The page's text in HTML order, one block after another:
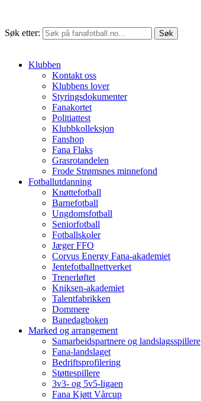
Søk etter:
Klubben
Kontakt oss
Klubbens lover
Styringsdokumenter
Fanakortet
Politiattest
Klubbkolleksjon
Fanshop
Fana Flaks
Grasrotandelen
Frode Strømsnes minnefond
Fotballutdanning
Knøttefotball
Barnefotball
Ungdomsfotball
Seniorfotball
Fotballskoler
Jæger FFO
Corvus Energy Fana-akademiet
Jentefotballnettverket
Trenerløftet
Kniksen-akademiet
Talentfabrikken
Dommere
Banedagboken
Marked og arrangement
Samarbeidspartnere og landslagsspillere
Fana-landslaget
Bedriftsprofilering
Støttespillere
3v3- og 5v5-ligaen
Fana Kjøtt Vårcup